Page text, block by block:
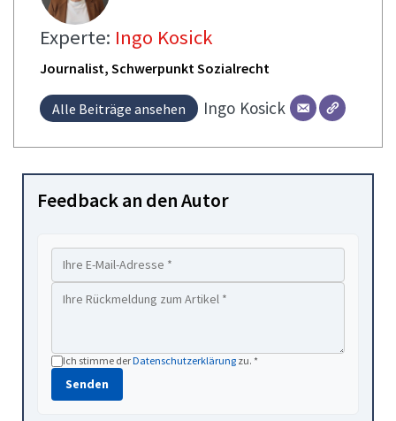
Experte: Ingo Kosick
Journalist, Schwerpunkt Sozialrecht
Alle Beiträge ansehen Ingo Kosick
Feedback an den Autor
Ich stimme derDatenschutzerklärung zu. *
Senden